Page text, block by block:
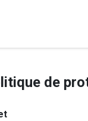
de